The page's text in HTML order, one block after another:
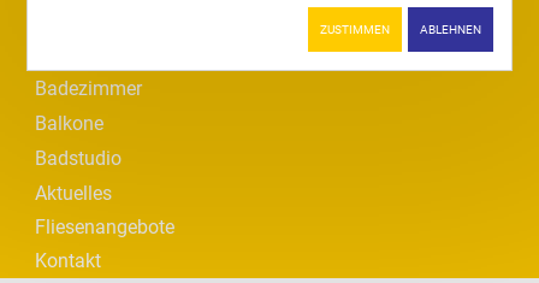
Badezimmer
Balkone
Badstudio
Aktuelles
Fliesenangebote
Kontakt
Allgemeine Geschäftsbedingungen
Gerne möchten wir Sie auf folgende Punkte hinweisen:
Mengenangaben:
Format und Raumaufteilung mindestens 10 % Verschnitt
ein. Dies gilt auch, wenn wir Ihnen ein Angebot gemäß
Zeichnung unterbreiten! Unsere Mengenangaben nach
ABLEHNEN
ZUSTIMMEN